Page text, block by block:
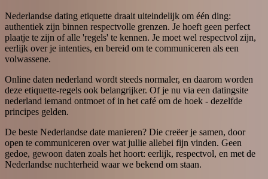
Nederlandse dating etiquette draait uiteindelijk om één ding:
authentiek zijn binnen respectvolle grenzen. Je hoeft geen perfect
plaatje te zijn of alle 'regels' te kennen. Je moet wel respectvol zijn,
eerlijk over je intenties, en bereid om te communiceren als een
volwassene.
Online daten nederland wordt steeds normaler, en daarom worden
deze etiquette-regels ook belangrijker. Of je nu via een datingsite
nederland iemand ontmoet of in het café om de hoek - dezelfde
principes gelden.
De beste Nederlandse date manieren? Die creëer je samen, door
open te communiceren over wat jullie allebei fijn vinden. Geen
gedoe, gewoon daten zoals het hoort: eerlijk, respectvol, en met de
Nederlandse nuchterheid waar we bekend om staan.